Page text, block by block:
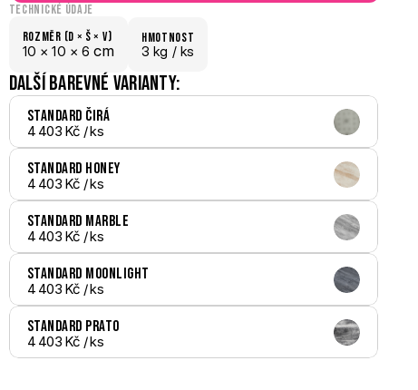
Technické údaje
Rozměr (D × š × V)
10 × 10 × 6 cm
hmotnost
3 kg / ks
Další barevné varianty:
Standard Čirá
4 403 Kč / ks
Standard Honey
4 403 Kč / ks
Standard Marble
4 403 Kč / ks
Standard Moonlight
4 403 Kč / ks
Standard Prato
4 403 Kč / ks